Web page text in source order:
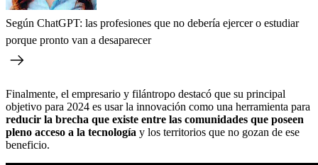
Según ChatGPT: las profesiones que no debería ejercer o estudiar
porque pronto van a desaparecer
Finalmente, el empresario y filántropo destacó que su principal
objetivo para 2024 es usar la innovación como una herramienta para
reducir la brecha que existe entre las comunidades que poseen
pleno acceso a la tecnología y los territorios que no gozan de ese
beneficio.